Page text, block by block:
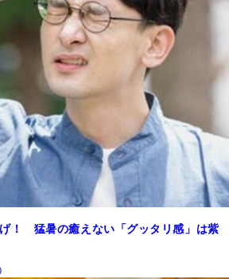
！ 猛暑の癒えない「グッタリ感」は紫